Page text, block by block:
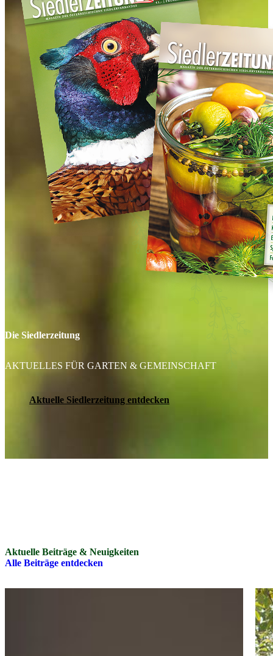
Die Siedlerzeitung
AKTUELLES FÜR GARTEN & GEMEINSCHAFT
Aktuelle Siedlerzeitung entdecken
Aktuelle Beiträge & Neuigkeiten
Alle Beiträge entdecken